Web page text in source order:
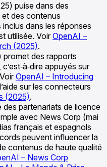
puise dans des
des contenus
dans les réponses
utilisée. VoirOpenAI –
(2025).
promet des rapports
appuyés sur
OpenAI – Introducing
sur les connecteurs
(2025).
partenariats de licence
avec News Corp (mai
français et espagnols
peuvent influencer la
contenus de haute qualité
– News Corp